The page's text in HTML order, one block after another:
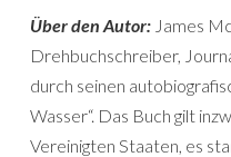
Über den Autor: James
Drehbuchschreiber,
durch seinen
Wasser“. Das Buch gilt
Vereinigten Staaten, es